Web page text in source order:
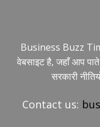
Business Buzz
वेबसाइट है, जहाँ आप
सरकारी
Contact us: